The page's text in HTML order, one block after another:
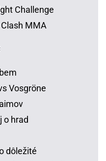
Challenge
MMA
Vosgröne
o hrad
dôležité